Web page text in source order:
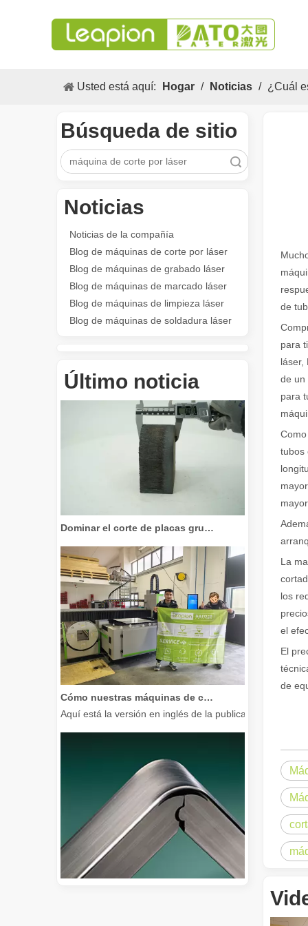
Usted está aquí: Hogar / Noticias / ¿Cuál
Búsqueda de sitio
Búsqueda
Noticias
Noticias de la compañía
Blog de máquinas de corte por láser
Blog de máquinas de grabado láser
Blog de máquinas de marcado láser
Blog de máquinas de limpieza láser
Blog de máquinas de soldadura láser
Último noticia
Las versátiles Aplicacion S y las características
Dominar el corte de placas gruesas: cómo las máquinas de corte por láser de fibra revolucionan la fabricación
Cómo nuestras máquinas de corte por láser están fortaleciendo la fabricación mexicana
Aquí está la versión en inglés de la publicación del
de
para
láser,
de un
para
tubos
La
los
el
El
de